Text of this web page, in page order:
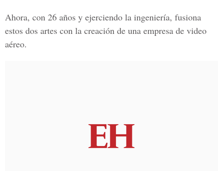
Ahora, con 26 años y ejerciendo la ingeniería, fusiona
estos dos artes con la creación de una empresa de video
aéreo.